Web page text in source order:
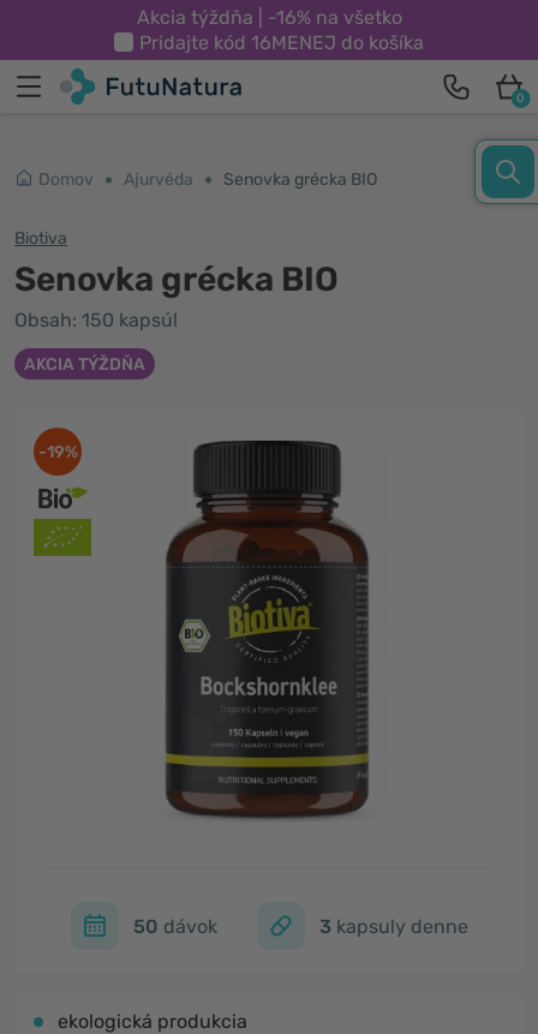
Akcia týždňa | -16% na všetko
Pridajte kód 16MENEJ do košíka
0
Domov Ajurvéda Senovka grécka BIO
Biotiva
Senovka grécka BIO
Obsah: 150 kapsúl
AKCIA TÝŽDŇA
-19%
50 dávok 3kapsuly denne
ekologická produkcia